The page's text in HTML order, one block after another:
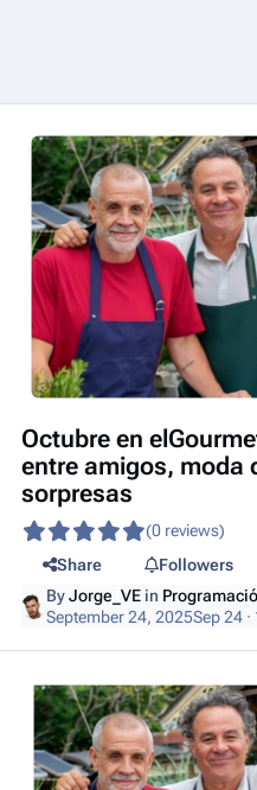
Octubre en
entre amigos, moda
sorpresas
(0 reviews)
Share
Followers
ByJorge_VE in
September 24, 2025Sep 24